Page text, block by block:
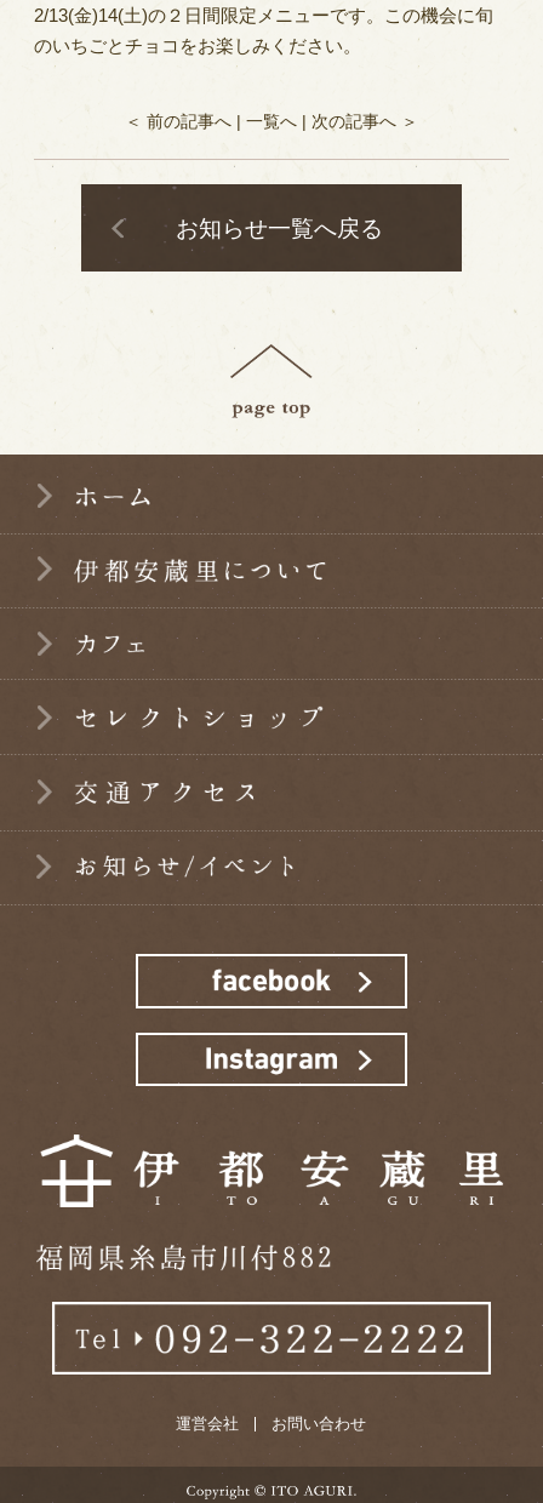
2/13(金)14(土)の２日間限定メニューです。この機会に旬
のいちごとチョコをお楽しみください。
＜ 前の記事へ | 一覧へ | 次の記事へ ＞
お知らせ一覧へ戻る
運営会社 お問い合わせ